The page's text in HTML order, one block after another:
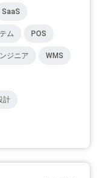
SaaS
ム POS
ジニア WMS
計